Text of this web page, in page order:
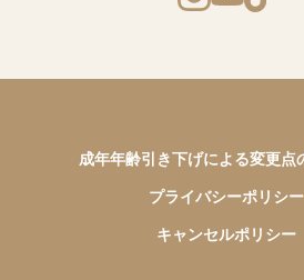
成年年齢引き下げによる変更点
プライバシーポリシー
キャンセルポリシー